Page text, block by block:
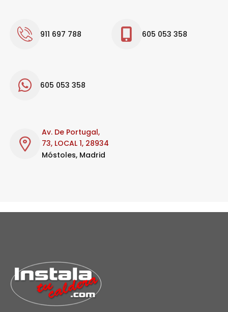
911 697 788 605 053 358
605 053 358
Av. De Portugal,
73, LOCAL 1, 28934
Móstoles, Madrid